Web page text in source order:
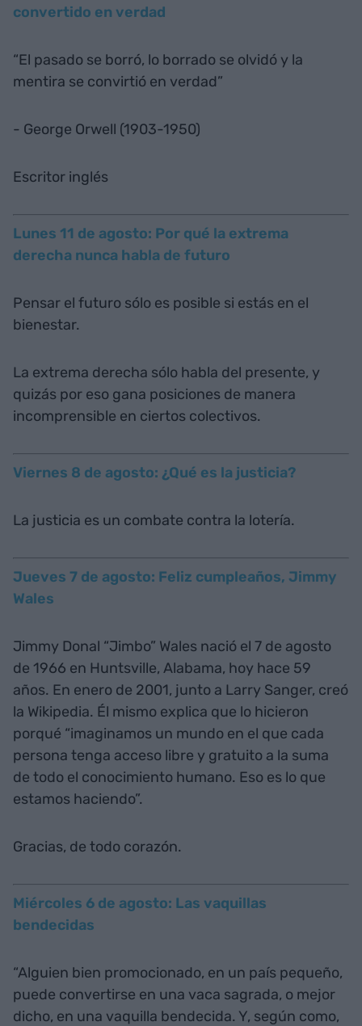
convertido en verdad
“El pasado se borró, lo borrado se olvidó y la
mentira se convirtió en verdad”
- George Orwell (1903-1950)
Escritor inglés
Lunes 11 de agosto: Por qué la extrema
derecha nunca habla de futuro
Pensar el futuro sólo es posible si estás en el
bienestar.
La extrema derecha sólo habla del presente, y
quizás por eso gana posiciones de manera
incomprensible en ciertos colectivos.
Viernes 8 de agosto: ¿Qué es la justicia?
La justicia es un combate contra la lotería.
Jueves 7 de agosto: Feliz cumpleaños, Jimmy
Wales
Jimmy Donal “Jimbo” Wales nació el 7 de agosto
de 1966 en Huntsville, Alabama, hoy hace 59
años. En enero de 2001, junto a Larry Sanger, creó
la Wikipedia. Él mismo explica que lo hicieron
porqué “imaginamos un mundo en el que cada
persona tenga acceso libre y gratuito a la suma
de todo el conocimiento humano. Eso es lo que
estamos haciendo”.
Gracias, de todo corazón.
Miércoles 6 de agosto: Las vaquillas
bendecidas
“Alguien bien promocionado, en un país pequeño,
puede convertirse en una vaca sagrada, o mejor
dicho, en una vaquilla bendecida. Y, según como,